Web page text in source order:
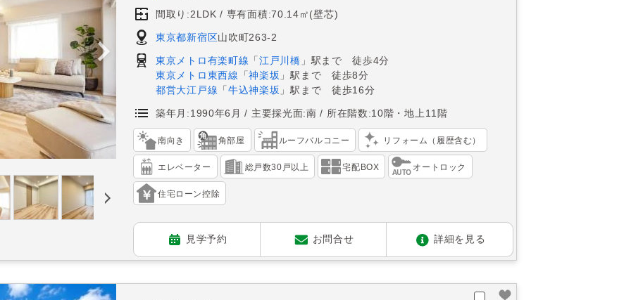
間取り:2LDK 専有面積:70.14㎡(壁芯)
東京都新宿区山吹町263-2
東京メトロ有楽町線 「江戸川橋 」駅まで 徒歩4分
東京メトロ東西線
「神楽坂 」駅まで 徒歩8分
都営大江戸線 「 牛込神楽坂 」駅まで 徒歩16分
築年月:1990年6月 主要採光面:南 所在階数:10階・地上11階
南向き 角部屋 ルーフバルコニー リフォーム（履歴含む）
エレベーター 総戸数30戸以上 宅配BOX オートロック
住宅ローン控除
見学予約 お問合せ 詳細を見る